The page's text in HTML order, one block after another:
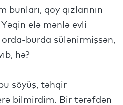
bunları, qoy qızlarının
elə mənlə evli
burda sülənirmişsən,
hə?
söyüş, təhqir
bilmirdim. Bir tərəfdən